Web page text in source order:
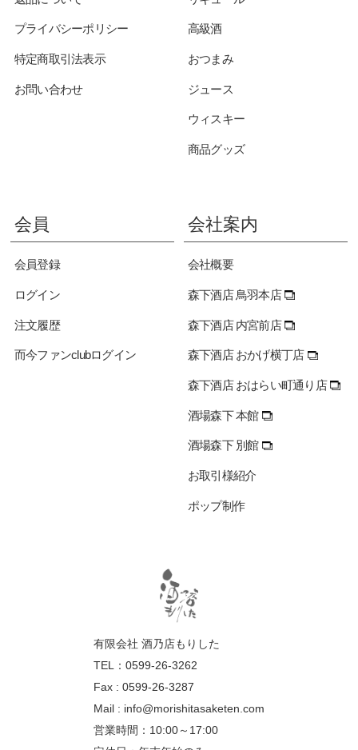
プライバシーポリシー
特定商取引法表示
お問い合わせ
高級酒
おつまみ
ジュース
ウィスキー
商品グッズ
会員
会員登録
ログイン
注文履歴
而今ファンclubログイン
会社案内
会社概要
森下酒店 鳥羽本店
森下酒店 内宮前店
森下酒店 おかげ横丁店
森下酒店 おはらい町通り店
酒場森下 本館
酒場森下 別館
お取引様紹介
ポップ制作
有限会社 酒乃店もりした
TEL：0599-26-3262
Fax : 0599-26-3287
Mail : info@morishitasaketen.com
営業時間：10:00～17:00